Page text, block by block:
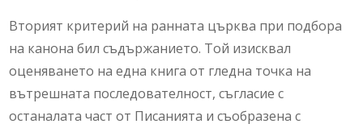
Вторият критерий на ранната църква при подбора
на канона бил съдържанието. Той изисквал
оценяването на една книга от гледна точка на
вътрешната последователност, съгласие с
останалата част от Писанията и съобразена с